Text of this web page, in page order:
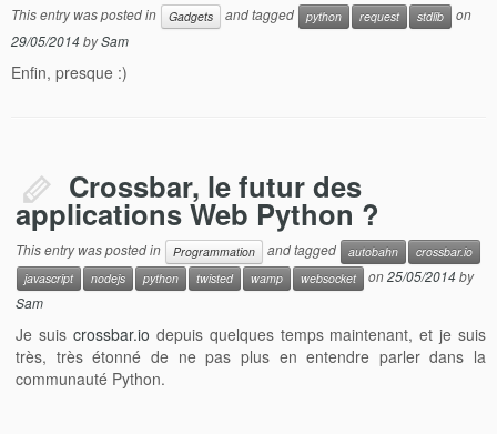
This entry was posted in Gadgets and tagged python request stdlib
on
29/05/2014bySam
Enfin, presque :)
Crossbar, le futur des
applications Web Python ?
This entry was posted in Programmation and tagged autobahn
crossbar.io
javascript
nodejs python twisted wamp websocket on25/05/2014by
Sam
Je suis crossbar.io depuis quelques temps maintenant, et je suis
très, très étonné de ne pas plus en entendre parler dans la
communauté Python.